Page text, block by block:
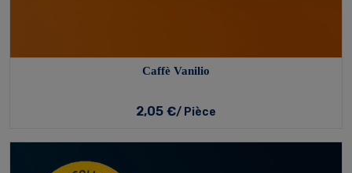
Caffè Vanilio
2,05 €/ Pièce